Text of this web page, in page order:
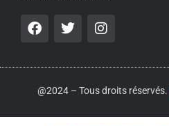
@2024 – Tous droits réservés.